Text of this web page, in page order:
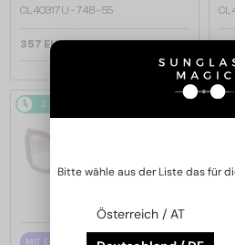
CL40317U - 74B - 55
357 EUR
2-4 WERKTAGE
MIT EINER EINSTÄRKENGLASLINSE
Bitte wähle aus der Liste das für
Österreich / AT